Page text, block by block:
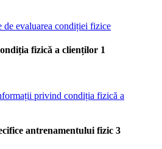
de evaluarea condiției fizice
fizică a clienților 1
privind condiția fizică a
antrenamentului fizic 3